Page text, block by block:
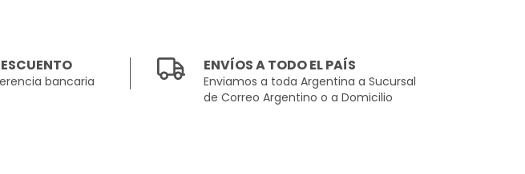
bancaria
ENVÍOS A TODO EL PAÍS
Enviamos a toda Argentina a Sucursal
de Correo Argentino o a Domicilio